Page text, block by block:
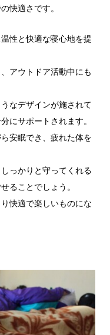
快適さです。
性と快適な寝心地を提
アウトドア活動中にも
なデザインが施されて
にサポートされます。
安眠でき、疲れた体を
っかりと守ってくれる
ることでしょう。
快適で楽しいものにな